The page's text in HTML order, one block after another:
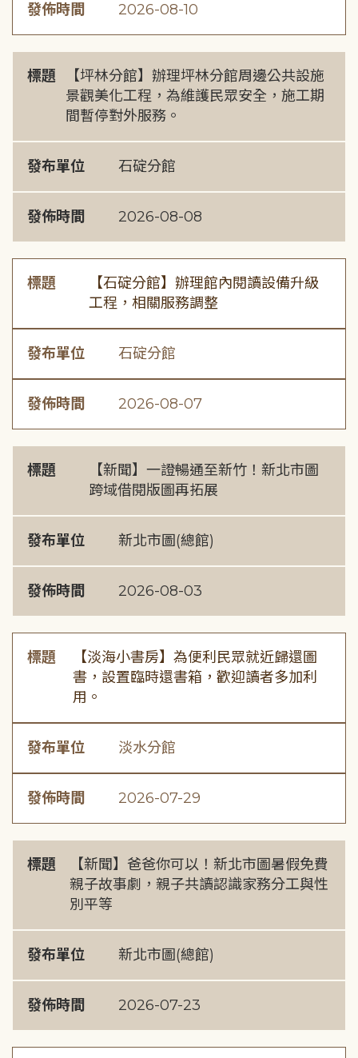
發佈時間 2026-08-10
標題
【坪林分館】辦理坪林分館周邊公共設施
景觀美化工程，為維護民眾安全，施工期
間暫停對外服務。
發布單位 石碇分館
發佈時間 2026-08-08
標題
【石碇分館】辦理館內閱讀設備升級
工程，相關服務調整
發布單位 石碇分館
發佈時間 2026-08-07
標題
【新聞】一證暢通至新竹！新北市圖
跨域借閱版圖再拓展
發布單位 新北市圖(總館)
發佈時間 2026-08-03
標題
【淡海小書房】為便利民眾就近歸還圖
書，設置臨時還書箱，歡迎讀者多加利
用。
發布單位 淡水分館
發佈時間 2026-07-29
標題
【新聞】爸爸你可以！新北市圖暑假免費
親子故事劇，親子共讀認識家務分工與性
別平等
發布單位 新北市圖(總館)
發佈時間 2026-07-23